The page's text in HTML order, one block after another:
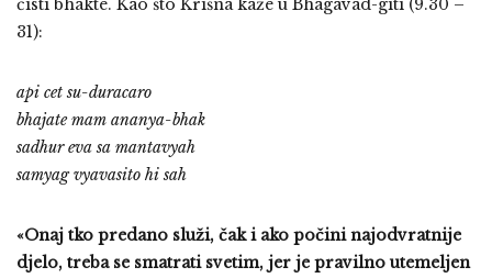
31):
api cet su-duracaro
bhajate mam ananya-bhak
sadhur eva sa mantavyah
samyag vyavasito hi sah
«Onaj tko predano služi, čak i ako počini najodvratnije
djelo, treba se smatrati svetim, jer je pravilno utemeljen